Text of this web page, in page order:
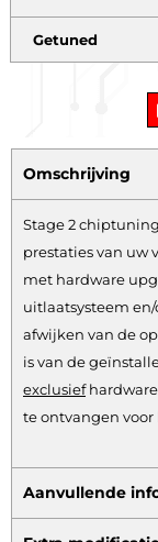
Getuned
Omschrijving
Stage 2
prestaties van uw
met hardware
uitlaatsysteem
afwijken van de
is van de
exclusief
te ontvangen voor
Aanvullende